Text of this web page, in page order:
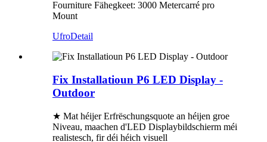
Fourniture Fähegkeet: 3000 Metercarré pro
Mount
UfroDetail
Fix Installatioun P6 LED Display -
Outdoor
★ Mat héijer Erfrëschungsquote an héijen groe
Niveau, maachen d'LED Displaybildschierm méi
realistesch, fir déi héich visuell